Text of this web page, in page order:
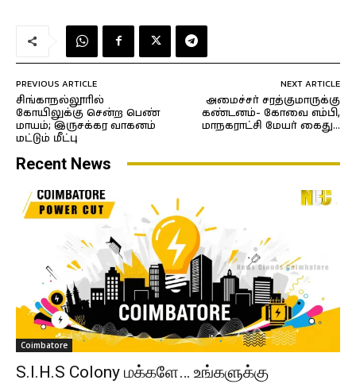
PREVIOUS ARTICLE
சிங்காநல்லூரில்
கோயிலுக்கு சென்ற பெண்
மாயம்; இருசக்கர வாகனம்
மட்டும் மீட்பு
NEXT ARTICLE
அமைச்சர் சரத்குமாருக்கு
கண்டனம்- கோவை எம்பி,
மாநகராட்சி மேயர் கைது…
Recent News
Coimbatore
S.I.H.S Colony மக்களே… உங்களுக்கு